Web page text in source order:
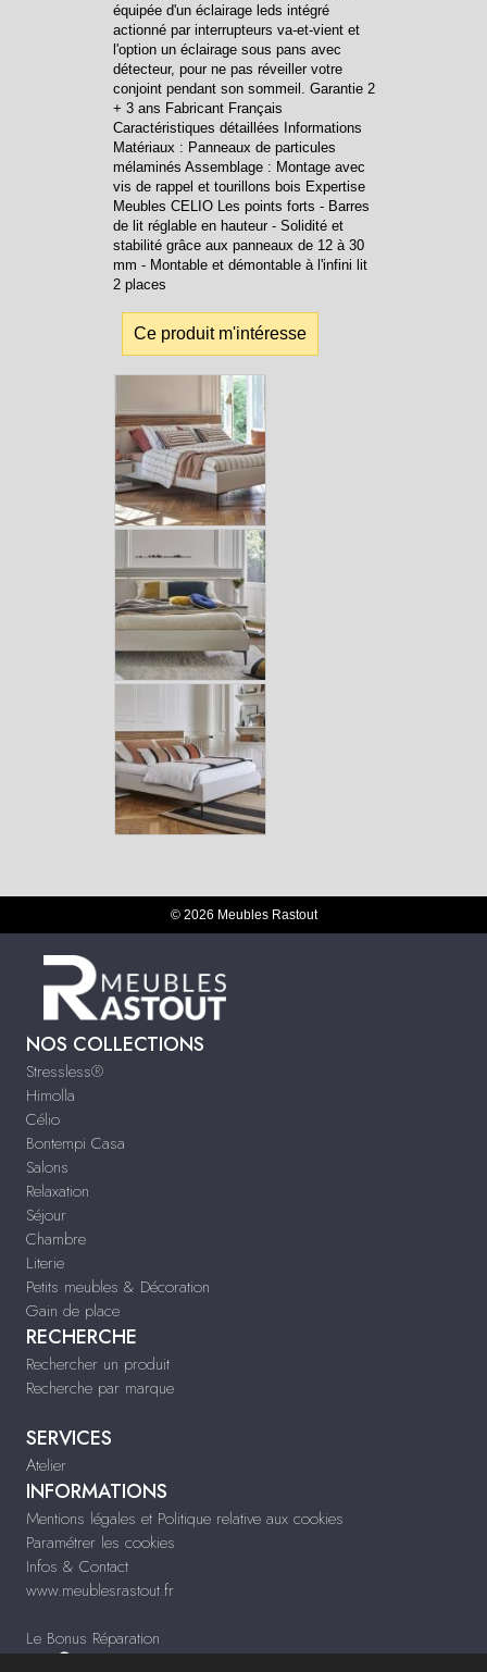
équipée d'un éclairage leds intégré
actionné par interrupteurs va-et-vient et
l'option un éclairage sous pans avec
détecteur, pour ne pas réveiller votre
conjoint pendant son sommeil. Garantie 2
+ 3 ans Fabricant Français
Caractéristiques détaillées Informations
Matériaux : Panneaux de particules
mélaminés Assemblage : Montage avec
vis de rappel et tourillons bois Expertise
Meubles CELIO Les points forts - Barres
de lit réglable en hauteur - Solidité et
stabilité grâce aux panneaux de 12 à 30
mm - Montable et démontable à l'infini lit
2 places
Ce produit m'intéresse
© 2026 Meubles Rastout
NOS COLLECTIONS
Stressless®
Himolla
Célio
Bontempi Casa
Salons
Relaxation
Séjour
Chambre
Literie
Petits meubles & Décoration
Gain de place
RECHERCHE
Rechercher un produit
Recherche par marque
SERVICES
Atelier
INFORMATIONS
Mentions légales et Politique relative aux cookies
Paramétrer les cookies
Infos & Contact
www.meublesrastout.fr
Le Bonus Réparation